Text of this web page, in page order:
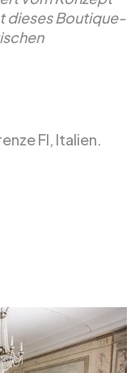
dieses Boutique-
FI, Italien.